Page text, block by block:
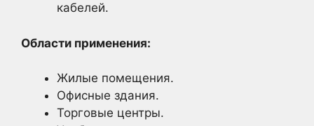
кабелей.
Области применения:
Жилые помещения.
Офисные здания.
Торговые центры.